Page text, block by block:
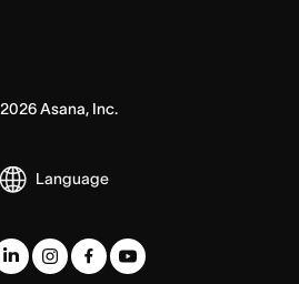
2026Asana, Inc.
Language